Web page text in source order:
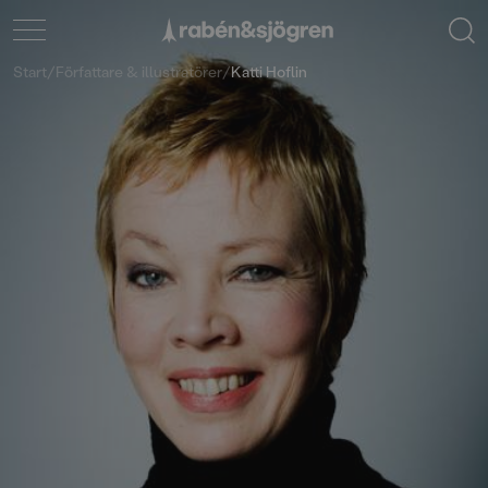
Start/Författare & illustratörer/Katti Hoflin